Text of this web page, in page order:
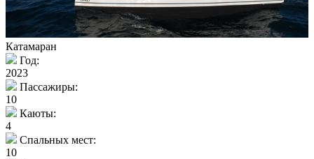
Катамаран
Год:
2023
Пассажиры:
10
Каюты:
4
Спальных мест:
10